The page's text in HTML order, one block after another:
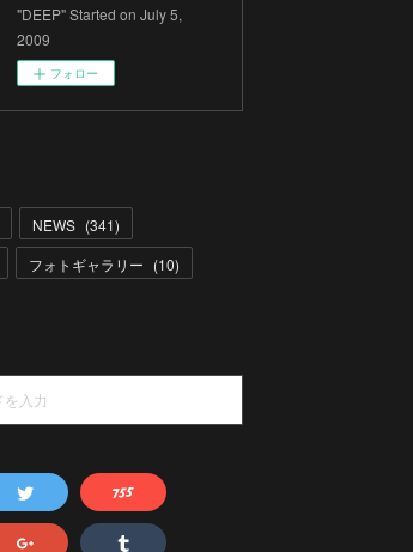
"DEEP" Started on July 5,
2009
フォロー
NEWS (341)
フォトギャラリー (10)